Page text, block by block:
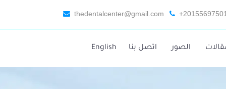
thedentalcenter@gmail.com
الصور اتصل بنا English